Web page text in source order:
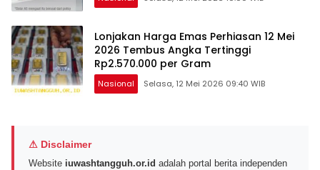
Lonjakan Harga Emas Perhiasan 12 Mei
2026 Tembus Angka Tertinggi
Rp2.570.000 per Gram
Nasional Selasa, 12 Mei 2026 09:40 WIB
⚠ Disclaimer
Website iuwashtangguh.or.id adalah portal berita independen